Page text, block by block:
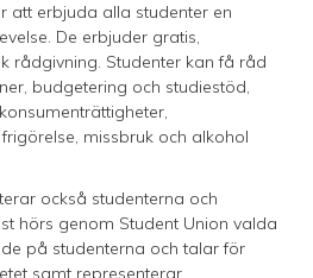
att erbjuda alla studenter en
De erbjuder gratis,
rådgivning. Studenter kan få råd
budgetering och studiestöd,
missbruk och alkohol
också studenterna och
hörs genom Student Union valda
på studenterna och talar för
samt representerar